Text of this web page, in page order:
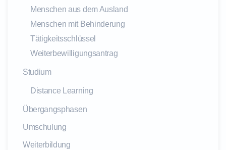
Menschen aus dem Ausland
Menschen mit Behinderung
Tätigkeitsschlüssel
Weiterbewilligungsantrag
Studium
Distance Learning
Übergangsphasen
Umschulung
Weiterbildung